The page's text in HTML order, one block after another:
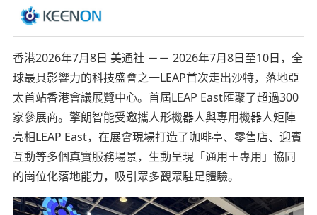
香港2026年7月8日 美通社 －－ 2026年7月8日至10日，全
球最具影響力的科技盛會之一LEAP首次走出沙特，落地亞
太首站香港會議展覽中心。首屆LEAP East匯聚了超過300
家參展商。擎朗智能受邀攜人形機器人與專用機器人矩陣
亮相LEAP East，在展會現場打造了咖啡亭、零售店、迎賓
互動等多個真實服務場景，生動呈現「通用＋專用」協同
的崗位化落地能力，吸引眾多觀眾駐足體驗。